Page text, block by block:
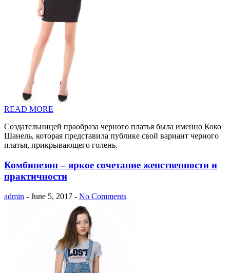
READ MORE
Создательницей праобраза черного платья была именно Коко
Шанель, которая представила публике свой вариант черного
платья, прикрывающего голень.
Комбинезон – яркое сочетание женственности и
практичности
admin - June 5, 2017 - No Comments